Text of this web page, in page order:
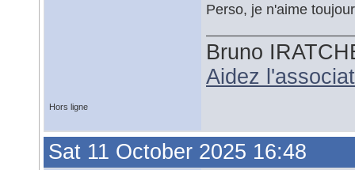
Perso, je n'aime
Bruno
Aidez
Hors ligne
Sat 11 October 2025 16:48